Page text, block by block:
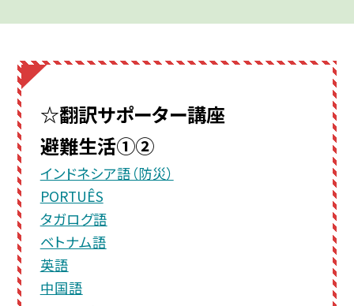
☆翻訳サポーター講座
避難生活①②
インドネシア語（防災）
PORTUÊS
タガログ語
ベトナム語
英語
中国語